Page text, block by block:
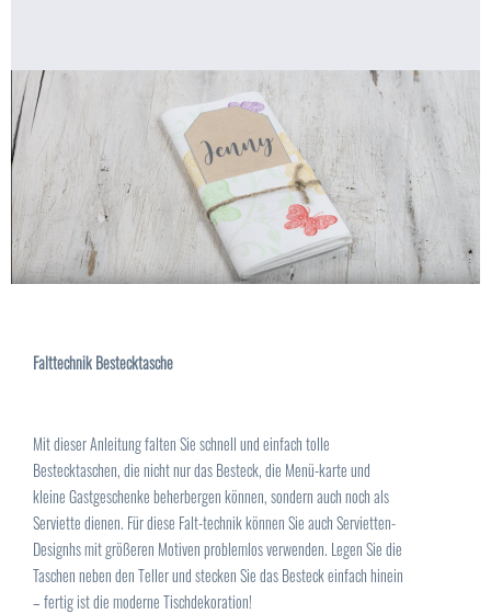
Falttechnik Bestecktasche
Mit dieser Anleitung falten Sie schnell und einfach tolle
Bestecktaschen, die nicht nur das Besteck, die Menü-karte und
kleine Gastgeschenke beherbergen können, sondern auch noch als
Serviette dienen. Für diese Falt-technik können Sie auch Servietten-
Designhs mit größeren Motiven problemlos verwenden. Legen Sie die
Taschen neben den Teller und stecken Sie das Besteck einfach hinein
– fertig ist die moderne Tischdekoration!